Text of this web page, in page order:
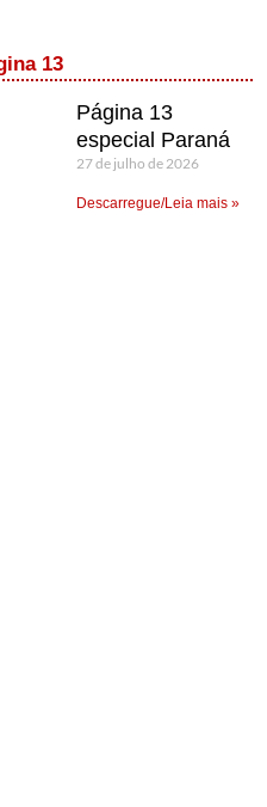
13
Página 13
especial Paraná
27 de julho de 2026
Descarregue/Leia mais »